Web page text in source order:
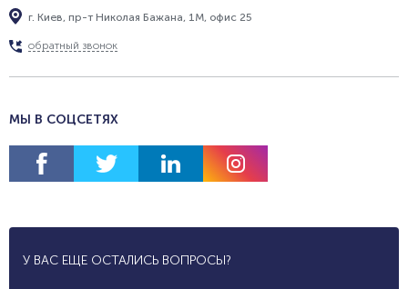
г. Киев, пр-т Николая Бажана, 1М, офис 25
обратный звонок
МЫ В СОЦСЕТЯХ
У ВАС ЕЩЕ ОСТАЛИСЬ ВОПРОСЫ?